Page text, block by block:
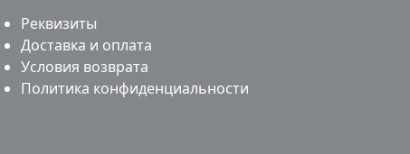
Реквизиты
Доставка и оплата
Условия возврата
Политика конфиденциальности